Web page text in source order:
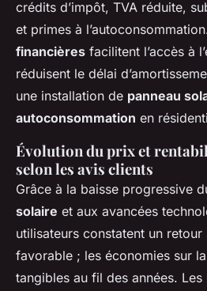
crédits d’impôt, TVA réduite,
et primes à
financières facilitent l’accès à
réduisent le délai
une installation de panneau
autoconsommation en
Évolution du prix et
selon les avis clients
Grâce à la baisse progressive
solaire et aux avancées
utilisateurs constatent un retour
favorable ; les économies sur
tangibles au fil des années.